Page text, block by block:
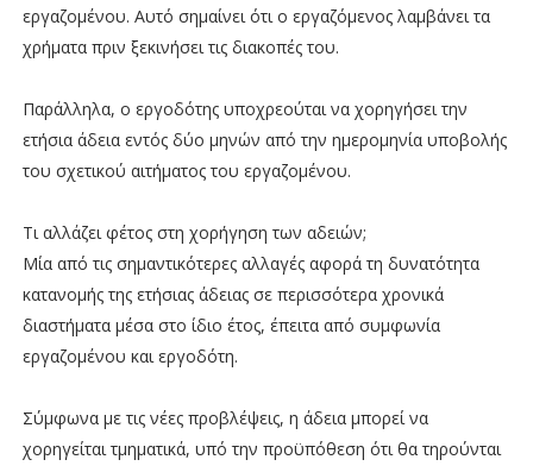
εργαζομένου. Αυτό σημαίνει ότι ο εργαζόμενος λαμβάνει τα
χρήματα πριν ξεκινήσει τις διακοπές του.
Παράλληλα, ο εργοδότης υποχρεούται να χορηγήσει την
ετήσια άδεια εντός δύο μηνών από την ημερομηνία υποβολής
του σχετικού αιτήματος του εργαζομένου.
Τι αλλάζει φέτος στη χορήγηση των αδειών;
Μία από τις σημαντικότερες αλλαγές αφορά τη δυνατότητα
κατανομής της ετήσιας άδειας σε περισσότερα χρονικά
διαστήματα μέσα στο ίδιο έτος, έπειτα από συμφωνία
εργαζομένου και εργοδότη.
Σύμφωνα με τις νέες προβλέψεις, η άδεια μπορεί να
χορηγείται τμηματικά, υπό την προϋπόθεση ότι θα τηρούνται